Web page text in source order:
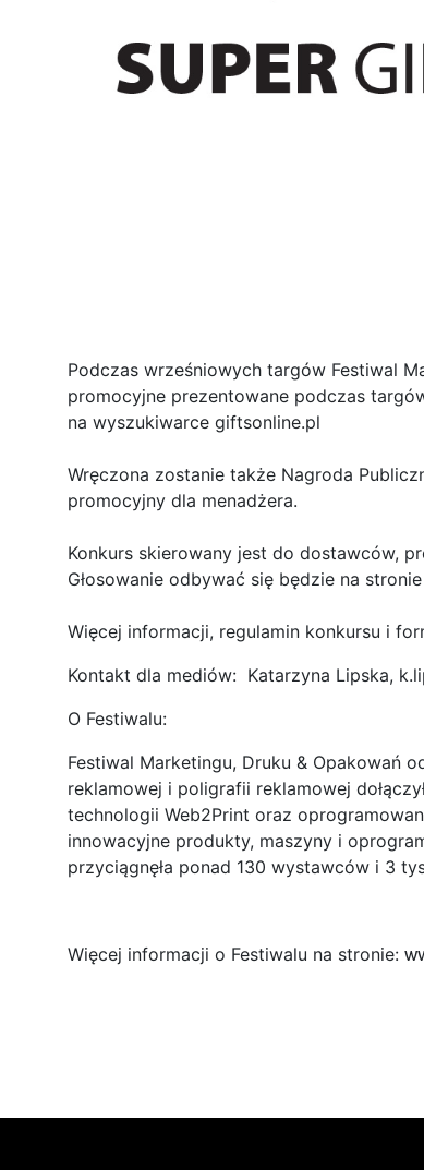
Podczas wrześniowych targów Festiwal
promocyjne prezentowane podczas
na wyszukiwarce giftsonline.pl
Wręczona zostanie także Nagroda
promocyjny dla menadżera.
Konkurs skierowany jest do dostawców,
Głosowanie odbywać się będzie na
Więcej informacji, regulamin konkursu i
Kontakt dla mediów: Katarzyna Lipska,
O Festiwalu:
Festiwal Marketingu, Druku & Opakowań
reklamowej i poligrafii reklamowej
technologii Web2Print oraz
innowacyjne produkty, maszyny i
przyciągnęła ponad 130 wystawców i 3
Więcej informacji o Festiwalu na stronie: